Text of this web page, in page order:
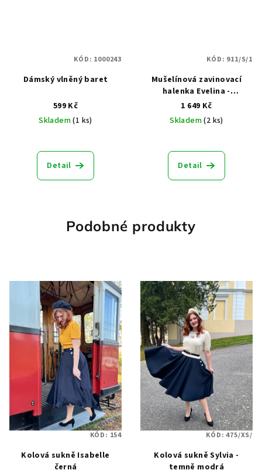
Dámský vlněný baret
599 Kč
Skladem(1 ks)
hodnocení
produktu
hvězdiček.
Detail
KÓD: 1000243
Mušelínová zavinovací
halenka Evelina -
Terakotové kvítky
1 649 Kč
Skladem(2 ks)
Detail
KÓD: 911/S/1
Podobné produkty
Kolová sukně Isabelle
černá
KÓD: 154
Kolová sukně Sylvia -
temně modrá
KÓD:475/XS/